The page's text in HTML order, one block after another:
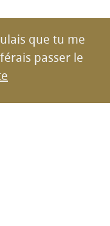
que tu me
passer le